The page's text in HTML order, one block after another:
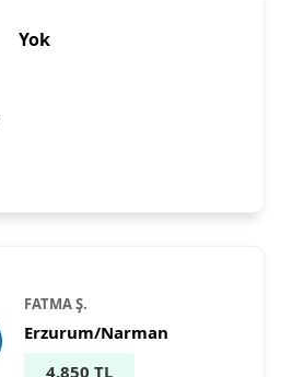
Yok
FATMA Ş.
Erzurum/Narman
4.850 TL